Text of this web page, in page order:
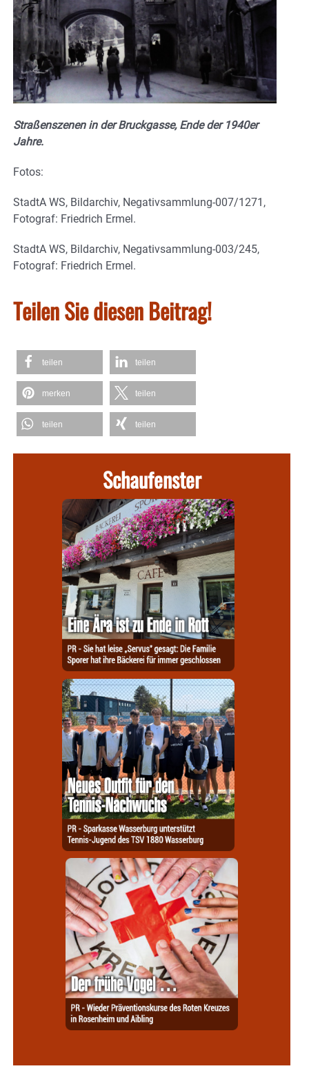
Straßenszenen in der Bruckgasse, Ende der 1940er
Jahre.
Fotos:
StadtA WS, Bildarchiv, Negativsammlung-007/1271,
Fotograf: Friedrich Ermel.
StadtA WS, Bildarchiv, Negativsammlung-003/245,
Fotograf: Friedrich Ermel.
Teilen Sie diesen Beitrag!
teilen teilen
merken teilen
teilen teilen
Schaufenster